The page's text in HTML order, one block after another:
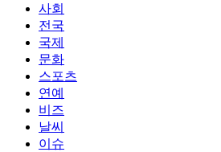
사회
전국
국제
문화
스포츠
연예
비즈
날씨
이슈